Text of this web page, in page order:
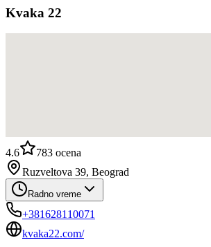
Kvaka 22
4.6 783 ocena
Ruzveltova 39, Beograd
Radno vreme
+381628110071
kvaka22.com/